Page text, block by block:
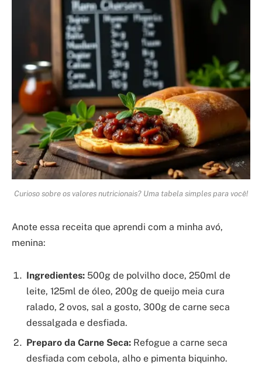
Curioso sobre os valores nutricionais? Uma tabela simples para você!
Anote essa receita que aprendi com a minha avó,
menina:
Ingredientes: 500g de polvilho doce, 250ml de
leite, 125ml de óleo, 200g de queijo meia cura
ralado, 2 ovos, sal a gosto, 300g de carne seca
dessalgada e desfiada.
Preparo da Carne Seca: Refogue a carne seca
desfiada com cebola, alho e pimenta biquinho.